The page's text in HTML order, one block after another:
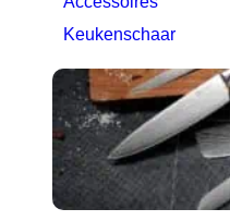
Keukenschaar